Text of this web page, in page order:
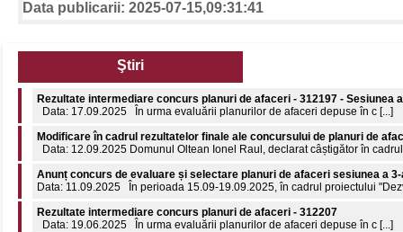
Data publicarii: 2025-07-15,09:31:41
Ştiri
Rezultate intermediare concurs planuri de afaceri - 312197 - Sesiunea
Data: 17.09.2025 În urma evaluării planurilor de afaceri depuse în c [...]
Modificare în cadrul rezultatelor finale ale concursului de planuri de
Data: 12.09.2025 Domunul Oltean Ionel Raul, declarat câștigător în cadrul
Anunț concurs de evaluare și selectare planuri de afaceri sesiunea a 3-
Data: 11.09.2025 În perioada 15.09-19.09.2025, în cadrul proiectului
Rezultate intermediare concurs planuri de afaceri - 312207
Data: 19.06.2025 În urma evaluării planurilor de afaceri depuse în c [...]